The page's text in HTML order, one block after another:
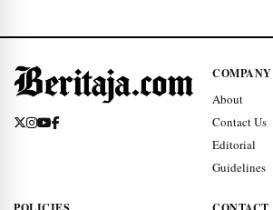
COMPANY
About
Contact Us
Editorial
Guidelines